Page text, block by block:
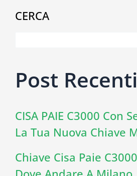
CERCA
Post Recenti
CISA PAIE C3000 Con
La Tua Nuova Chiave
Chiave Cisa Paie